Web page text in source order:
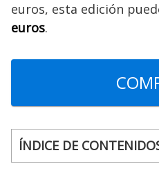
euros, esta edición
euros.
ÍNDICE DE